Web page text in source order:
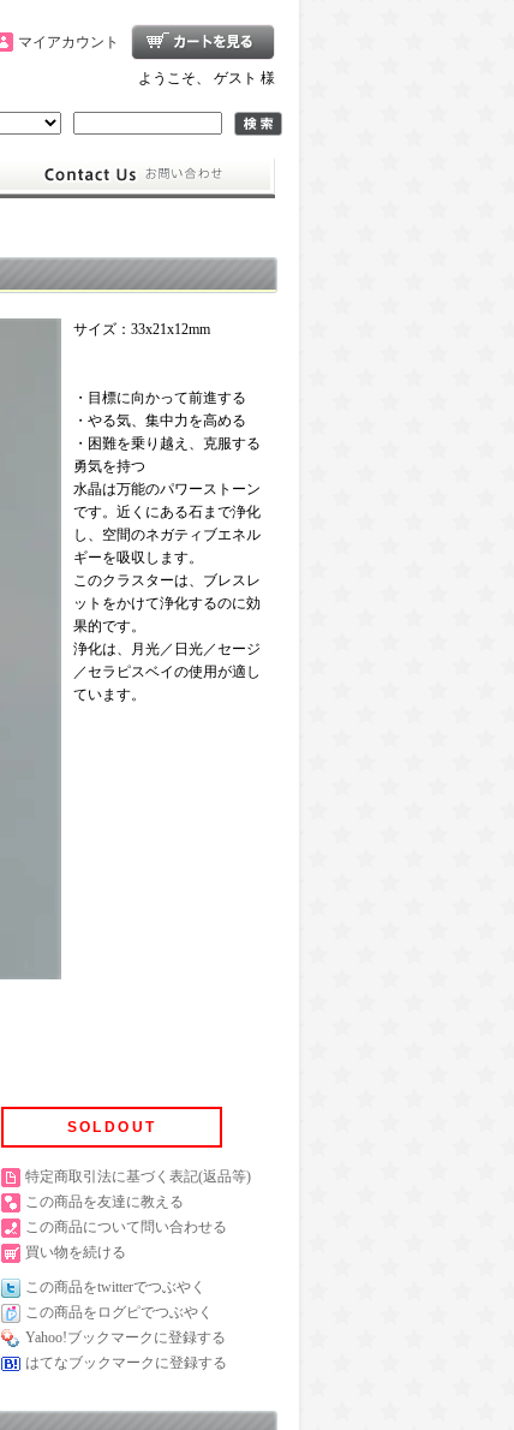
マイアカウント
ようこそ、 ゲスト 様
サイズ：33x21x12mm
・目標に向かって前進する
・やる気、集中力を高める
・困難を乗り越え、克服する
勇気を持つ
水晶は万能のパワーストーン
です。近くにある石まで浄化
し、空間のネガティブエネル
ギーを吸収します。
このクラスターは、ブレスレ
ットをかけて浄化するのに効
果的です。
浄化は、月光／日光／セージ
／セラピスベイの使用が適し
ています。
SOLDOUT
特定商取引法に基づく表記(返品等)
この商品を友達に教える
この商品について問い合わせる
買い物を続ける
この商品をtwitterでつぶやく
この商品をログピでつぶやく
Yahoo!ブックマークに登録する
はてなブックマークに登録する